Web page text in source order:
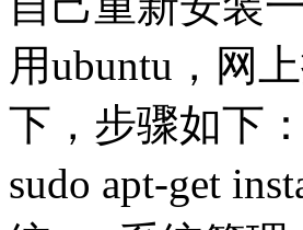
用ubuntu，网
下，步骤如下
sudo apt-get